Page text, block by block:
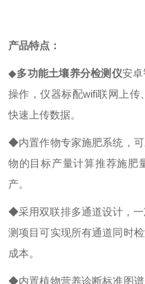
产品特点：
◆多功能土壤养分检测仪安
操作，仪器标配wifi联网上传
快速上传数据。
◆内置作物专家施肥系统，
物的目标产量计算推荐施肥
产。
◆采用双联排多通道设计，
测项目可实现所有通道同时
成本。
◆内置植物营养诊断标准图